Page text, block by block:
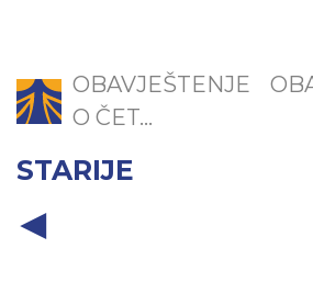
OBAVJEŠTENJE
O ČET...
STARIJE